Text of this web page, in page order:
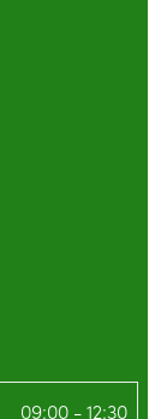
09:00 - 12:30